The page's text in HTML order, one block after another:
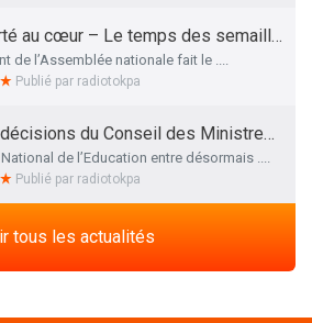
« La liberté au cœur – Le temps des semailles », l’essai autobiographique de Me Adrien HOUNGBEDJI rendu public
de l’Assemblée nationale fait le ....
Publié par radiotokpa
des Ministres de ce 27 Mars 2019 : La liste définitive des membres du Conseil National de l’Education dévoilée
de l’Education entre désormais ....
Publié par radiotokpa
tous les actualités